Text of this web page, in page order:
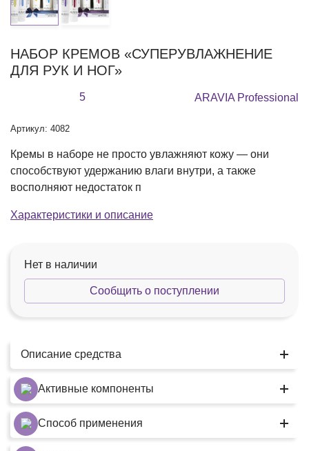
НАБОР КРЕМОВ «СУПЕРУВЛАЖНЕНИЕ
ДЛЯ РУК И НОГ»
5 ARAVIA Professional
Артикул: 4082
Кремы в наборе не просто увлажняют кожу — они
способствуют удержанию влаги внутри, а также
восполняют недостаток п
Характеристики и описание
Нет в наличии
Сообщить о поступлении
Описание средства
Активные компоненты
Способ применения